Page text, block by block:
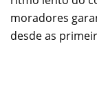
moradores
desde as